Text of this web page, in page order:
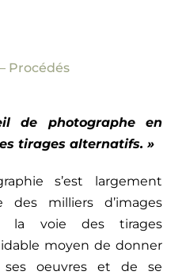
Procédés
de photographe en
tirages alternatifs. »
s’est largement
des milliers d’images
la voie des tirages
moyen de donner
oeuvres et de se